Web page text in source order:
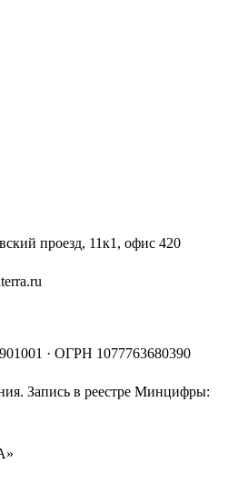
проезд, 11к1, офис 420
· ОГРН 1077763680390
Запись в реестре Минцифры: